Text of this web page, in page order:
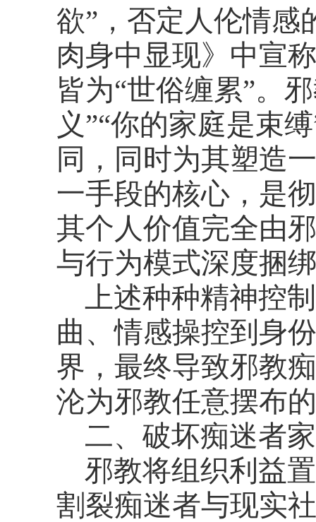
欲”，否定人伦情感
肉身中显现》中宣
皆为“世俗缠累”。
义”“你的家庭是束
同，同时为其塑造
一手段的核心，是
其个人价值完全由
与行为模式深度捆
上述种种精神控
曲、情感操控到身
界，最终导致邪教
沦为邪教任意摆布
二、破坏痴迷者
邪教将组织利益
割裂痴迷者与现实